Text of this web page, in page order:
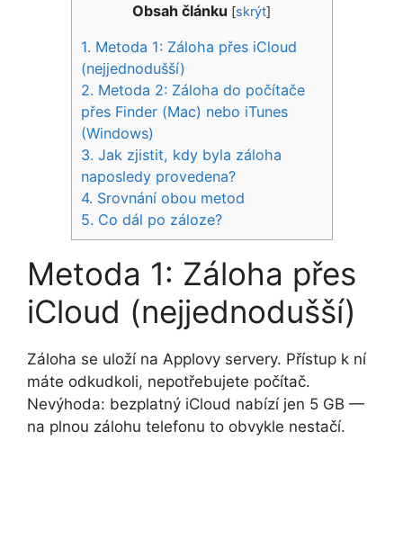
Obsah článku [skrýt]
1. Metoda 1: Záloha přes iCloud
(nejjednodušší)
2. Metoda 2: Záloha do počítače
přes Finder (Mac) nebo iTunes
(Windows)
3. Jak zjistit, kdy byla záloha
naposledy provedena?
4. Srovnání obou metod
5. Co dál po záloze?
Metoda 1: Záloha přes
iCloud (nejjednodušší)
Záloha se uloží na Applovy servery. Přístup k ní
máte odkudkoli, nepotřebujete počítač.
Nevýhoda: bezplatný iCloud nabízí jen 5 GB —
na plnou zálohu telefonu to obvykle nestačí.